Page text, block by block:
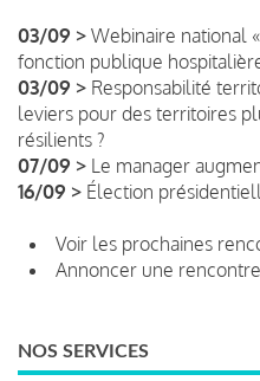
03/09 > Webinaire national
fonction publique
03/09 > Responsabilité
leviers pour des territoires
résilients ?
07/09 > Le manager
16/09 > Élection
Voir les prochaines
Annoncer une rencontre
NOS SERVICES